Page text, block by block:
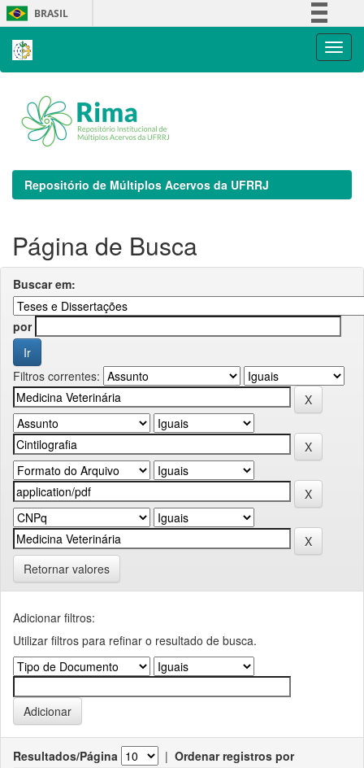
Skip
navigation
BRASIL
Repositório de Múltiplos Acervos da UFRRJ
Página de Busca
Buscar em:
por
Filtros correntes:
Retornar valores
Adicionar filtros:
Utilizar filtros para refinar o resultado de busca.
Resultados/Página | Ordenar registros por